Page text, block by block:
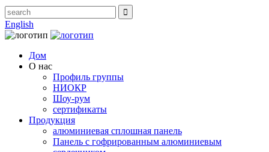
English
Дом
О нас
Профиль группы
НИОКР
Шоу-рум
сертификаты
Продукция
алюминиевая сплошная панель
Панель с гофрированным алюминиевым